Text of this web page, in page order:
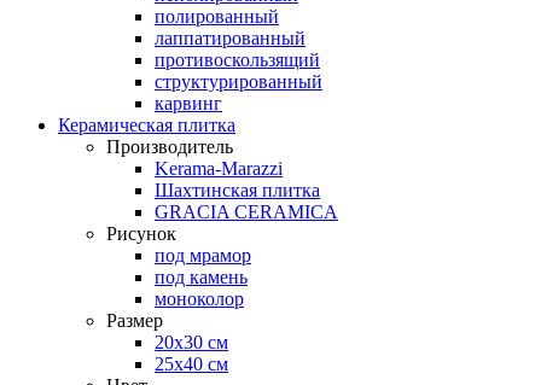
полированный
лаппатированный
противоскользящий
структурированный
карвинг
Керамическая плитка
Производитель
Kerama-Marazzi
Шахтинская плитка
GRACIA CERAMICA
Рисунок
под мрамор
под камень
моноколор
Размер
20х30 см
25х40 см